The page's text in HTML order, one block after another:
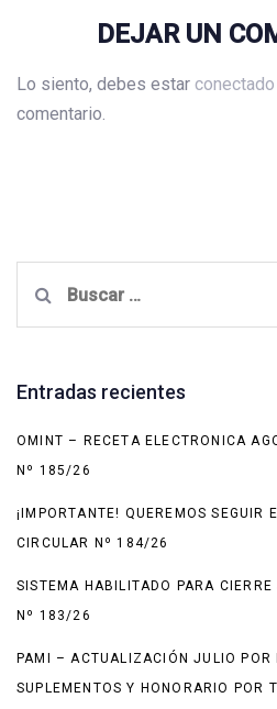
DEJAR UN
Lo siento, debes estar conectado
comentario.
Entradas recientes
OMINT – RECETA ELECTRONICA
Nº 185/26
¡IMPORTANTE! QUEREMOS SEGUIR
CIRCULAR Nº 184/26
SISTEMA HABILITADO PARA
Nº 183/26
PAMI – ACTUALIZACIÓN JULIO POR
SUPLEMENTOS Y HONORARIO POR